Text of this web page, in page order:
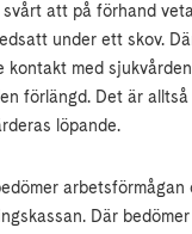
svårt att på förhand
under ett skov.
kontakt med
förlängd. Det är
löpande.
Där